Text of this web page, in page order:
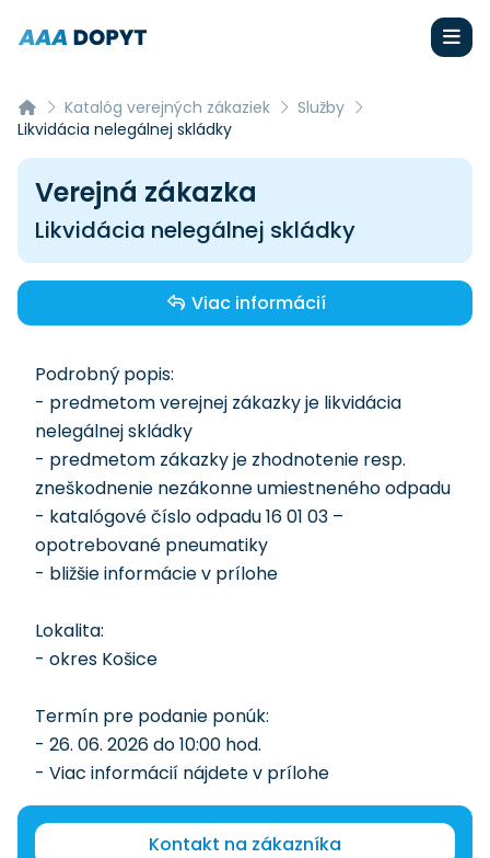
Katalóg verejných zákaziek
Služby
Likvidácia nelegálnej skládky
Verejná zákazka
Likvidácia nelegálnej skládky
Viac informácií
Podrobný popis:
- predmetom verejnej zákazky je likvidácia
nelegálnej skládky
- predmetom zákazky je zhodnotenie resp.
zneškodnenie nezákonne umiestneného odpadu
- katalógové číslo odpadu 16 01 03 –
opotrebované pneumatiky
- bližšie informácie v prílohe
Lokalita:
- okres Košice
Termín pre podanie ponúk:
- 26. 06. 2026 do 10:00 hod.
- Viac informácií nájdete v prílohe
Kontakt na zákazníka